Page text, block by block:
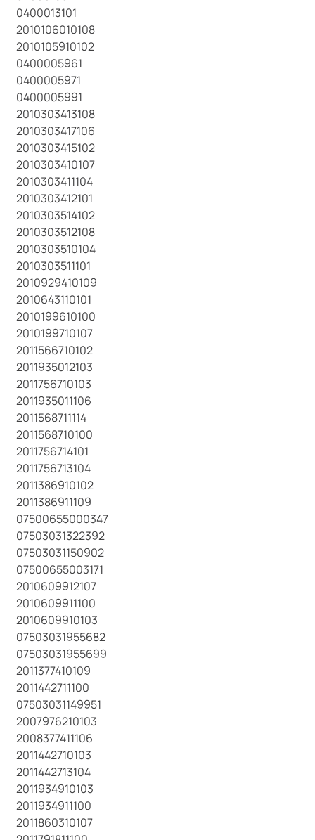
0400013101
2010106010108
2010105910102
0400005961
0400005971
0400005991
2010303413108
2010303417106
2010303415102
2010303410107
2010303411104
2010303412101
2010303514102
2010303512108
2010303510104
2010303511101
2010929410109
2010643110101
2010199610100
2010199710107
2011566710102
2011935012103
2011756710103
2011935011106
2011568711114
2011568710100
2011756714101
2011756713104
2011386910102
2011386911109
07500655000347
07503031322392
07503031150902
07500655003171
2010609912107
2010609911100
2010609910103
07503031955682
07503031955699
2011377410109
2011442711100
07503031149951
2007976210103
2008377411106
2011442710103
2011442713104
2011934910103
2011934911100
2011860310107